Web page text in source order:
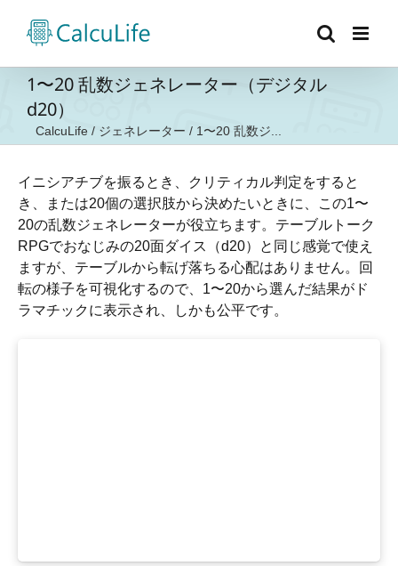
1〜20 乱数ジェネレーター（デジタル
d20）
CalcuLife / ジェネレーター / 1〜20 乱数ジ...
イニシアチブを振るとき、クリティカル判定をすると
き、または20個の選択肢から決めたいときに、この1〜
20の乱数ジェネレーターが役立ちます。テーブルトーク
RPGでおなじみの20面ダイス（d20）と同じ感覚で使え
ますが、テーブルから転げ落ちる心配はありません。回
転の様子を可視化するので、1〜20から選んだ結果がド
ラマチックに表示され、しかも公平です。